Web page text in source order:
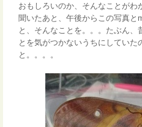
おもしろいのか、そんなことがわ
聞いたあと、午後からこの写真と
と、そんなことを。。。たぶん、
とを気がつかないうちにしていた
と。。。。